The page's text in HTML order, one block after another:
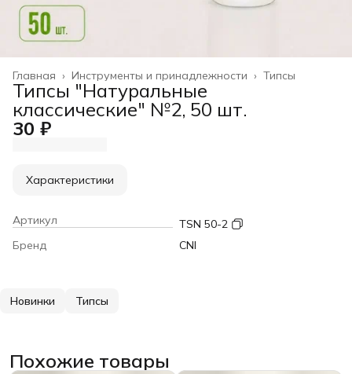
Типсы
Инструменты и принадлежности ›
Главная ›
Типсы "Натуральные
классические" №2, 50 шт.
30 ₽
Характеристики
Артикул
TSN 50-2
Бренд
CNI
Новинки Типсы
Похожие товары